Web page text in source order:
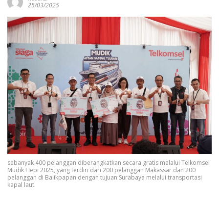
25/03/2025
sebanyak 400 pelanggan diberangkatkan secara gratis melalui Telkomsel
Mudik Hepi 2025, yang terdiri dari 200 pelanggan Makassar dan 200
pelanggan di Balikpapan dengan tujuan Surabaya melalui transportasi
kapal laut.